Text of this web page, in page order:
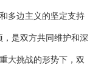
多边主义的坚定支持
是双方共同维护和深
大挑战的形势下，双